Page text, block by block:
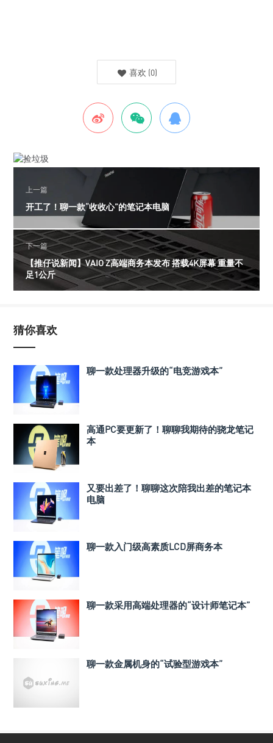
喜欢 (0)
上一篇
开工了！聊一款“收收心”的笔记本电脑
下一篇
【推仔说新闻】VAIO Z高端商务本发布 搭载4K屏幕 重量不
足1公斤
猜你喜欢
聊一款处理器升级的“电竞游戏本”
高通PC要更新了！聊聊我期待的骁龙笔记
本
又要出差了！聊聊这次陪我出差的笔记本
电脑
聊一款入门级高素质LCD屏商务本
聊一款采用高端处理器的“设计师笔记本”
聊一款金属机身的“试验型游戏本”